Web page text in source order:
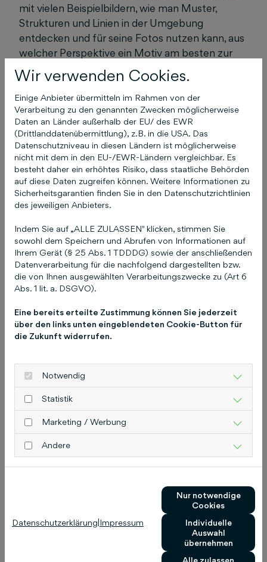
mit vielen Beispielbildern, wie man Muster,
Strukturen und Linien in der Umgebung
entdecken und für seine Fotos nutzen kann, aus
welcher Perspektive ein Motiv am besten zur
Geltung kommt, welchen Einfluss Farben
und Rahmen oder Licht und Schatten haben. Sie
geben ihren Leser*innen zudem zahlreiche
Übungen an die Hand, um die beschriebenen
Effekte mit der eigenen Kamera zu erzielen.
dem Inhalt:Die Technik Die besten
Einstellungen für deine Kamera Die
Bildgestaltung Mit diesen Übungen trainierst du
dein fotografisches Auge So vermeidest du
häufige FehlerPressematerial runterladen
Beispielfotos)Pressekontakt &
Ansprechpartnerin für Rezensionsexemplare
Melanie Asche Kommunikationsmanagerin
humboldt Ratgeberasche@humboldt.de
Telefon 0511 8550-2562 Schlütersche
Postanschrift: 30130 Hannover Adresse: Hans-
Böckler-Allee 7 30173 Hannover
Das könnte Sie auch
interessieren
Wir verwenden Cookies.
Einige Anbieter übermitteln im Rahmen von der
Verarbeitung zu den genannten Zwecken möglicherweise
Daten an Länder außerhalb der EU/ des EWR
(Drittlanddatenübermittlung), z.B. in die USA. Das
Datenschutzniveau in diesen Ländern ist möglicherweise
nicht mit dem in den EU-/EWR-Ländern vergleichbar. Es
besteht daher ein erhöhtes Risiko, dass staatliche Behörden
auf diese Daten zugreifen können. Weitere Informationen zu
Sicherheitsgarantien finden Sie in den Datenschutzrichtlinien
des jeweiligen Anbieters.
Indem Sie auf „ALLE ZULASSEN" klicken, stimmen Sie
sowohl dem Speichern und Abrufen von Informationen auf
Ihrem Gerät (§ 25 Abs. 1 TDDDG) sowie der anschließenden
Datenverarbeitung für die nachfolgend dargestellten bzw.
die von Ihnen ausgewählten Verarbeitungszwecke zu (Art 6
Abs. 1 lit. a. DSGVO).
Eine bereits erteilte Zustimmung können Sie jederzeit
über den links unten eingeblendeten Cookie-Button für
die Zukunft widerrufen.
Notwendig
Statistik
Marketing / Werbung
Andere
Datenschutzerklärung Impressum
Nur notwendige
Cookies
Individuelle
Auswahl
übernehmen
Alle zulassen